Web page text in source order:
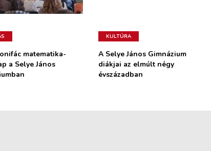
matematika-
a Selye János
KULTÚRA
A Selye János Gimnázium
diákjai az elmúlt négy
évszázadban